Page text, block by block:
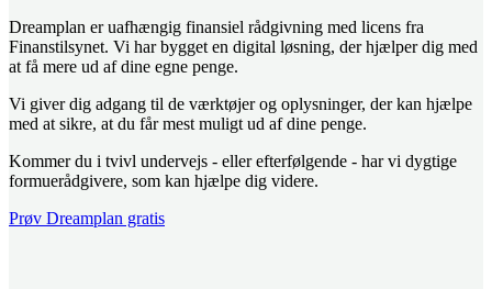
Dreamplan er uafhængig finansiel rådgivning med licens fra
Finanstilsynet. Vi har bygget en digital løsning, der hjælper dig med
at få mere ud af dine egne penge.
Vi giver dig adgang til de værktøjer og oplysninger, der kan hjælpe
med at sikre, at du får mest muligt ud af dine penge.
Kommer du i tvivl undervejs - eller efterfølgende - har vi dygtige
formuerådgivere, som kan hjælpe dig videre.
Prøv Dreamplan gratis